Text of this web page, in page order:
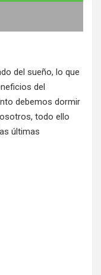
del sueño, lo que
del
debemos dormir
todo ello
últimas